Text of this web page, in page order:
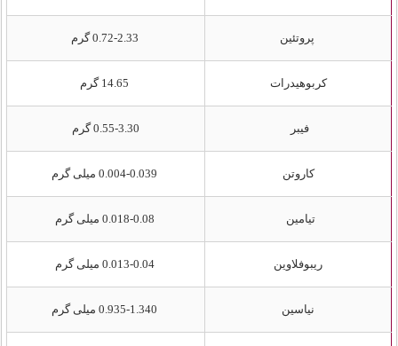
پروتئین
کربوهیدرات
فیبر 0.55-3.30 گرم
کاروتن
تیامین
ریبوفلاوین 0.013-0.04 میلی گرم
نیاسین